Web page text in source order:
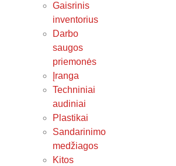
Gaisrinis
inventorius
Darbo
saugos
priemonės
Įranga
Techniniai
audiniai
Plastikai
Sandarinimo
medžiagos
Kitos